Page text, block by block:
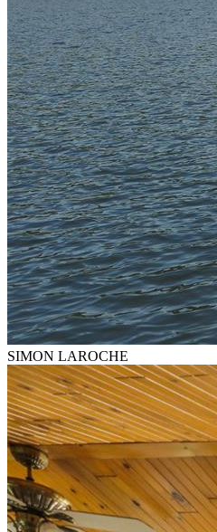
SIMON LAROCHE